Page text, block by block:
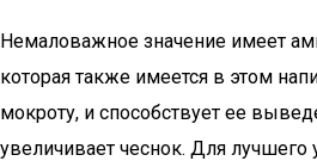
Немаловажное значение имеет
которая также имеется в этом
мокроту, и способствует ее
увеличивает чеснок. Для лучшего